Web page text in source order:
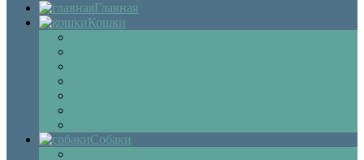
Главная
Кошки
Собаки